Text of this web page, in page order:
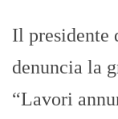
Il presidente
denuncia la
“Lavori